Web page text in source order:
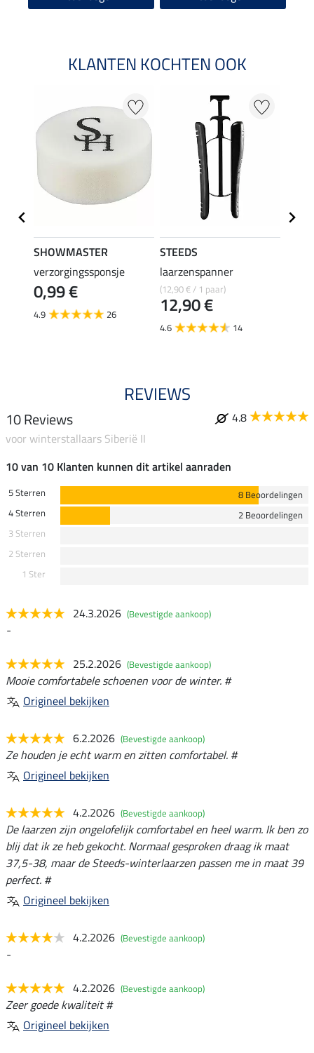
KLANTEN KOCHTEN OOK
SHOWMASTER
verzorgingssponsje
0,99 €
4.9 26
STEEDS
laarzenspanner
(12,90 € / 1 paar)
12,90 €
4.6 14
REVIEWS
10 Reviews
4.8
voor winterstallaars Siberië II
10 van 10 Klanten kunnen dit artikel aanraden
5 Sterren
8 Beoordelingen
4 Sterren
2 Beoordelingen
3 Sterren
2 Sterren
1 Ster
24.3.2026 (Bevestigde aankoop)
-
25.2.2026 (Bevestigde aankoop)
Mooie comfortabele schoenen voor de winter. #
Origineel bekijken
6.2.2026 (Bevestigde aankoop)
Ze houden je echt warm en zitten comfortabel. #
Origineel bekijken
4.2.2026 (Bevestigde aankoop)
De laarzen zijn ongelofelijk comfortabel en heel warm. Ik ben zo
blij dat ik ze heb gekocht. Normaal gesproken draag ik maat
37,5-38, maar de Steeds-winterlaarzen passen me in maat 39
perfect. #
Origineel bekijken
4.2.2026 (Bevestigde aankoop)
-
4.2.2026 (Bevestigde aankoop)
Zeer goede kwaliteit #
Origineel bekijken